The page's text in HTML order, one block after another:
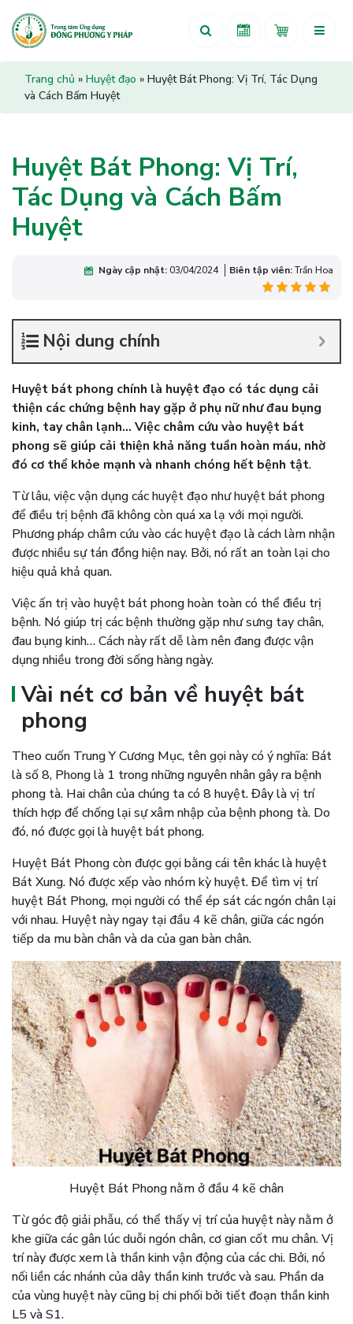
Trang chủ » Huyệt đạo » Huyệt Bát Phong: Vị Trí, Tác Dụng
và Cách Bấm Huyệt
Huyệt Bát Phong: Vị Trí,
Tác Dụng và Cách Bấm
Huyệt
Ngày cập nhật:03/04/2024 Biên tập viên:Trần Hoa
Nội dung chính
Huyệt bát phong chính là huyệt đạo có tác dụng cải
thiện các chứng bệnh hay gặp ở phụ nữ như đau bụng
kinh, tay chân lạnh… Việc châm cứu vào huyệt bát
phong sẽ giúp cải thiện khả năng tuần hoàn máu, nhờ
đó cơ thể khỏe mạnh và nhanh chóng hết bệnh tật.
Từ lâu, việc vận dụng các huyệt đạo như huyệt bát phong
để điều trị bệnh đã không còn quá xa lạ với mọi người.
Phương pháp châm cứu vào các huyệt đạo là cách làm nhận
được nhiều sự tán đồng hiện nay. Bởi, nó rất an toàn lại cho
hiệu quả khả quan.
Việc ấn trị vào huyệt bát phong hoàn toàn có thể điều trị
bệnh. Nó giúp trị các bệnh thường gặp như sưng tay chân,
đau bụng kinh… Cách này rất dễ làm nên đang được vận
dụng nhiều trong đời sống hàng ngày.
Vài nét cơ bản về huyệt bát
phong
Theo cuốn Trung Y Cương Mục, tên gọi này có ý nghĩa: Bát
là số 8, Phong là 1 trong những nguyên nhân gây ra bệnh
phong tà. Hai chân của chúng ta có 8 huyệt. Đây là vị trí
thích hợp để chống lại sự xâm nhập của bệnh phong tà. Do
đó, nó được gọi là huyệt bát phong.
Huyệt Bát Phong còn được gọi bằng cái tên khác là huyệt
Bát Xung. Nó được xếp vào nhóm kỳ huyệt. Để tìm vị trí
huyệt Bát Phong, mọi người có thể ép sát các ngón chân lại
với nhau. Huyệt này ngay tại đầu 4 kẽ chân, giữa các ngón
tiếp da mu bàn chân và da của gan bàn chân.
Huyệt Bát Phong nằm ở đầu 4 kẽ chân
Từ góc độ giải phẫu, có thể thấy vị trí của huyệt này nằm ở
khe giữa các gân lúc duỗi ngón chân, cơ gian cốt mu chân. Vị
trí này được xem là thần kinh vận động của các chi. Bởi, nó
nối liền các nhánh của dây thần kinh trước và sau. Phần da
của vùng huyệt này cũng bị chi phối bởi tiết đoạn thần kinh
L5 và S1.